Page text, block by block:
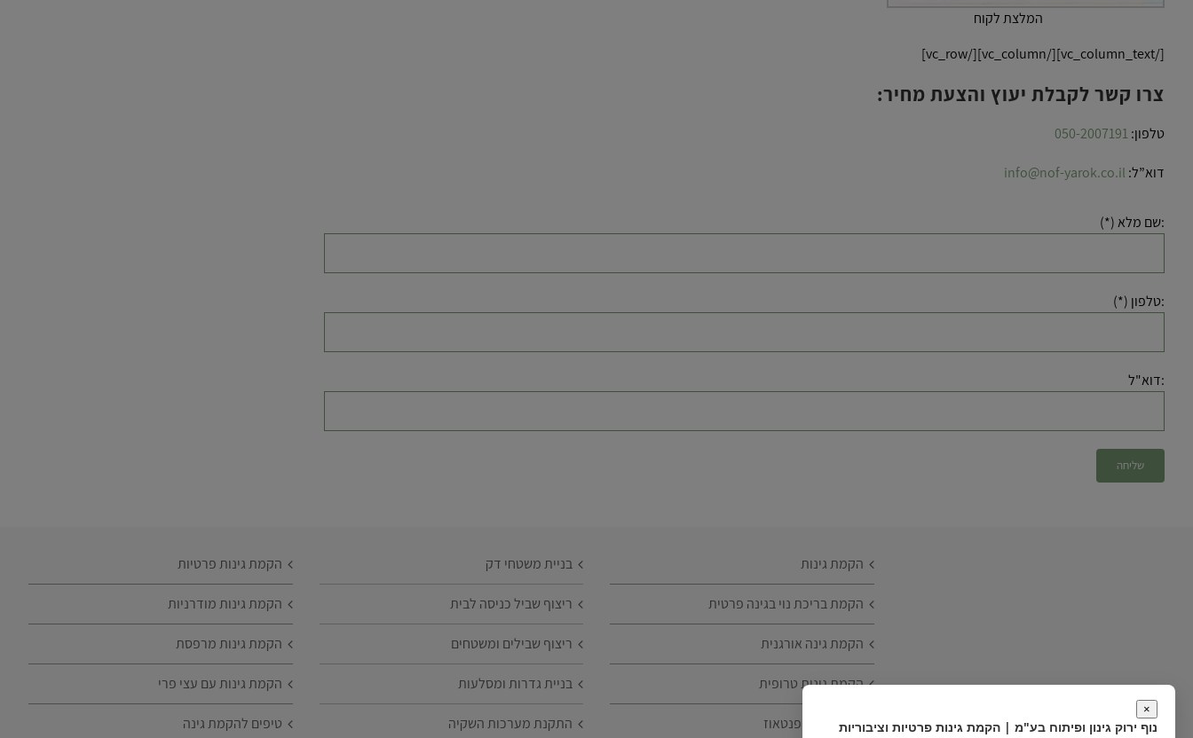
המלצת לקוח
[/vc_column_text][/vc_column][/vc_row]
צרו קשר לקבלת יעוץ והצעת מחיר:
טלפון:050-2007191
דוא”ל: info@nof-yarok.co.il
:שם מלא (*)
:טלפון (*)
:דוא"ל
הקמת גינות
הקמת בריכת נוי בגינה פרטית
הקמת גינה אורגנית
הקמת גינות טרופית
הקמת גינת פנטאוז
בניית משטחי דק
ריצוף שביל כניסה לבית
ריצוף שבילים ומשטחים
בניית גדרות ומסלעות
התקנת מערכות השקיה
הקמת גינות פרטיות
הקמת גינות מודרניות
הקמת גינות מרפסת
הקמת גינות עם עצי פרי
טיפים להקמת גינה
×
נוף ירוק גינון ופיתוח בע"מ | הקמת גינות פרטיות וציבוריות